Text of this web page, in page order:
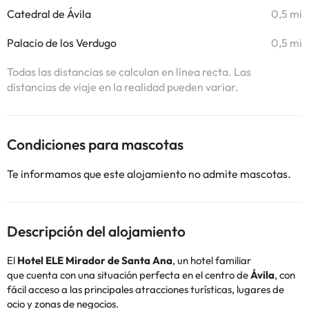
Catedral de Ávila 0,5 mi
Palacio de los Verdugo 0,5 mi
Todas las distancias se calculan en línea recta. Las
distancias de viaje en la realidad pueden variar.
Condiciones para mascotas
Te informamos que este alojamiento no admite mascotas.
Descripción del alojamiento
El Hotel ELE Mirador de Santa Ana, un hotel familiar
quecuenta con una situación perfecta en el centro deÁvila, con
fácil acceso a las principales atracciones turísticas, lugares de
ocio y zonas de negocios.